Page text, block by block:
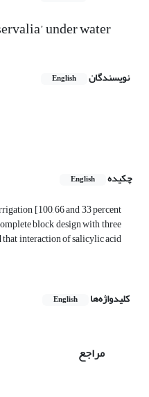
under water
نویسندگان English
چکیده
English
[100, 66 and 33 percent
block design with three
interaction of salicylic acid
کلیدواژه‌ها English
مراجع